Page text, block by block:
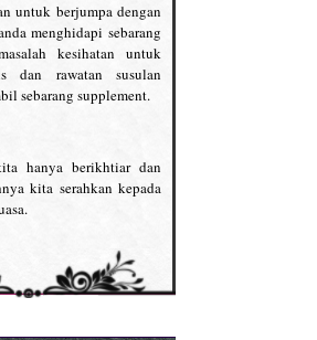
untuk berjumpa dengan
menghidapi sebarang
kesihatan untuk
dan rawatan susulan
sebarang supplement.
hanya berikhtiar dan
kita serahkan kepada